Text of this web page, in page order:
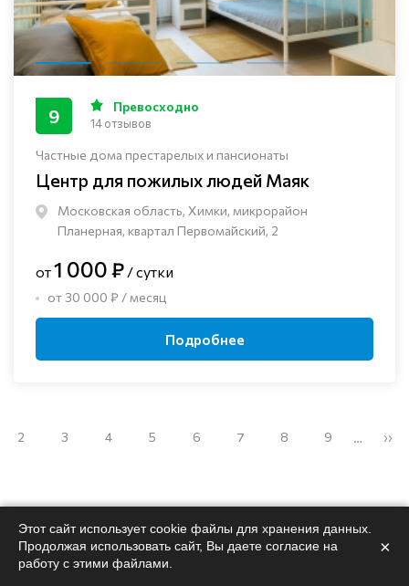
Частные дома престарелых и пансионаты
Центр для пожилых людей Маяк
Московская область, Химки, микрорайон
Планерная, квартал Первомайский, 2
9 Превосходно
14 отзывов
от1 000 ₽ / сутки
от 30 000 ₽ / месяц
Подробнее
2 3 4 5 6 7 8 9 … ››
Поможемподобрать
Этот сайт использует cookie файлы для хранения данных.
Продолжая использовать сайт, Вы даете согласие на
работу с этими файлами.
×